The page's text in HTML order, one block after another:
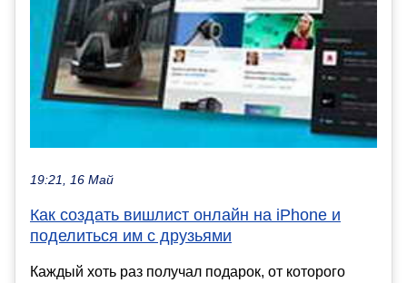
19:21, 16 Май
Как создать вишлист онлайн на iPhone и
поделиться им с друзьями
Каждый хоть раз получал подарок, от которого